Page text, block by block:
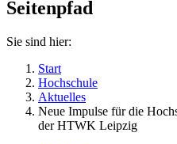
Seitenpfad
Sie sind hier:
Start
Hochschule
Aktuelles
Neue Impulse für die
der HTWK Leipzig